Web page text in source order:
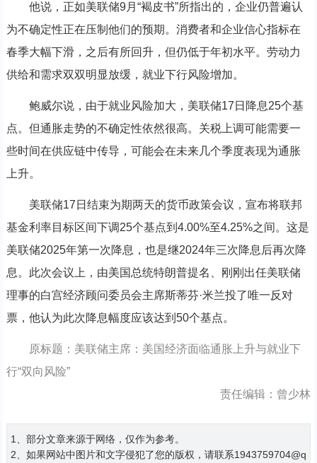
他说，正如美联储9月“褐皮书”所指出的，企业仍普遍认
为不确定性正在压制他们的预期。消费者和企业信心指标在
春季大幅下滑，之后有所回升，但仍低于年初水平。劳动力
供给和需求双双明显放缓，就业下行风险增加。
鲍威尔说，由于就业风险加大，美联储17日降息25个基
点。但通胀走势的不确定性依然很高。关税上调可能需要一
些时间在供应链中传导，可能会在未来几个季度表现为通胀
上升。
美联储17日结束为期两天的货币政策会议，宣布将联邦
基金利率目标区间下调25个基点到4.00%至4.25%之间。这是
美联储2025年第一次降息，也是继2024年三次降息后再次降
息。此次会议上，由美国总统特朗普提名、刚刚出任美联储
理事的白宫经济顾问委员会主席斯蒂芬·米兰投了唯一反对
票，他认为此次降息幅度应该达到50个基点。
原标题：美联储主席：美国经济面临通胀上升与就业下
行“双向风险”
责任编辑：曾少林
1、部分文章来源于网络，仅作为参考。
2、如果网站中图片和文字侵犯了您的版权，请联系1943759704@q